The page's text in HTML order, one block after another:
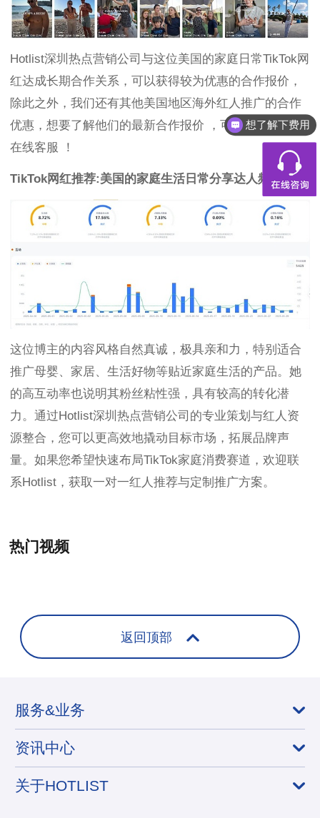
Hotlist深圳热点营销公司与这位美国的家庭日常TikTok网
红达成长期合作关系，可以获得较为优惠的合作报价，
除此之外，我们还有其他美国地区海外红人推广的合作
优惠，想要了解他们的最新合作报价 ，可以联系Hotlist
在线客服 ！
TikTok网红推荐:美国的家庭生活日常分享达人频道数据
这位博主的内容风格自然真诚，极具亲和力，特别适合
推广母婴、家居、生活好物等贴近家庭生活的产品。她
的高互动率也说明其粉丝粘性强，具有较高的转化潜
力。通过Hotlist深圳热点营销公司的专业策划与红人资
源整合，您可以更高效地撬动目标市场，拓展品牌声
量。如果您希望快速布局TikTok家庭消费赛道，欢迎联
系Hotlist，获取一对一红人推荐与定制推广方案。
热门视频
返回顶部
服务&业务
资讯中心
关于HOTLIST
想了解下费用